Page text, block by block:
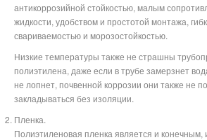
антикоррозийной стойкостью, малым
жидкости, удобством и простотой монтажа,
свариваемостью и морозостойкостью.
Низкие температуры также не страшны
полиэтилена, даже если в трубе замерзнет
не лопнет, почвенной коррозии они также не
закладываться без изоляции.
Пленка.
Полиэтиленовая пленка является и